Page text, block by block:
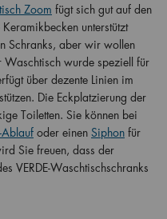
Zoom fügt sich gut auf den
unterstützt
Schranks, aber wir wollen
Waschtisch wurde speziell für
über dezente Linien im
Die Eckplatzierung der
Toiletten. Sie können bei
Ablauf oder einen Siphon für
Sie freuen, dass der
VERDE-Waschtischschranks